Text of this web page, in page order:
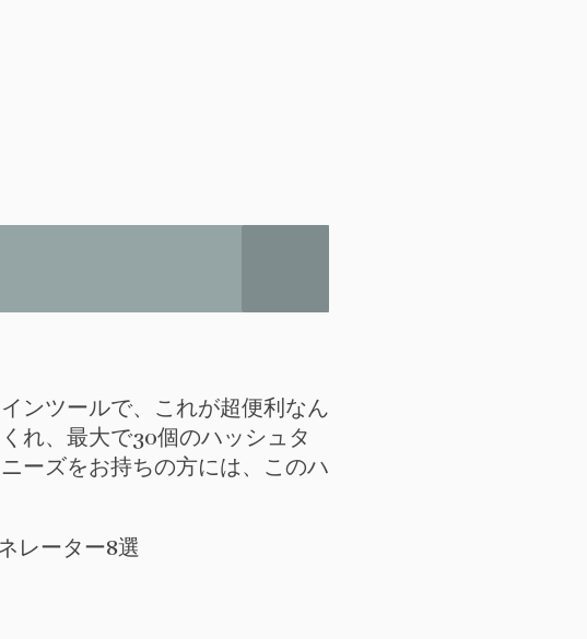
ンツールで、これが超便利なん
れ、最大で30個のハッシュタ
ーズをお持ちの方には、このハ